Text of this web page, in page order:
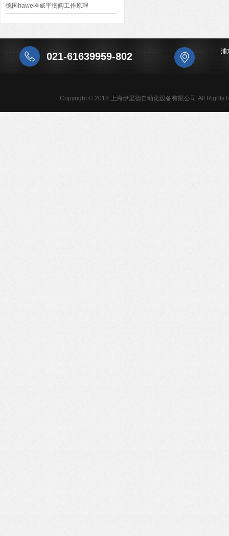
德国hawe哈威平衡阀工作原理
021-61639959-802 浦
Copyright © 2018 上海伊里德自动化设备有限公司 All Rights